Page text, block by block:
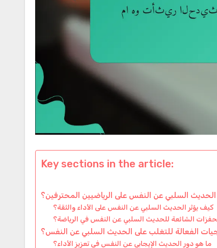
Key sections in the article:
الحديث السلبي عن النفس على الرياضيين المحترفين؟
كيف يؤثر الحديث السلبي عن النفس على الأداء والثقة؟
الشائعة للحديث السلبي عن النفس في الرياضة؟
الفعالة للتغلب على الحديث السلبي عن النفس؟
ما هو دور الحديث الإيجابي عن النفس في تعزيز الأداء؟